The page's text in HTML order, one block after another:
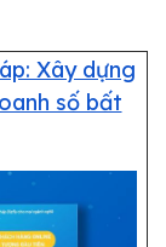
Xây dựng
số bất